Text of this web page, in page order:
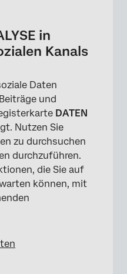
in
Kanals
Daten
und
DATEN
Nutzen Sie
zu durchsuchen
durchzuführen.
die Sie auf
können, mit